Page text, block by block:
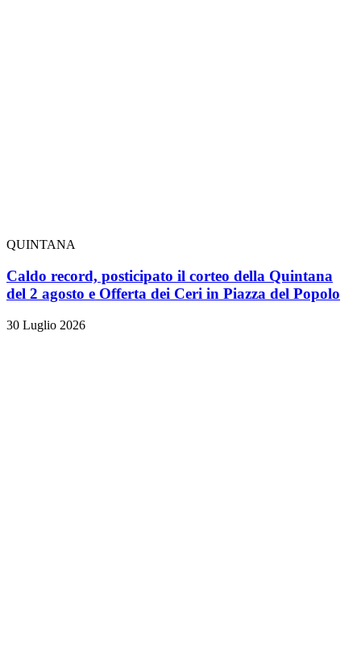
QUINTANA
Caldo record, posticipato il corteo della Quintana
del 2 agosto e Offerta dei Ceri in Piazza del Popolo
30 Luglio 2026